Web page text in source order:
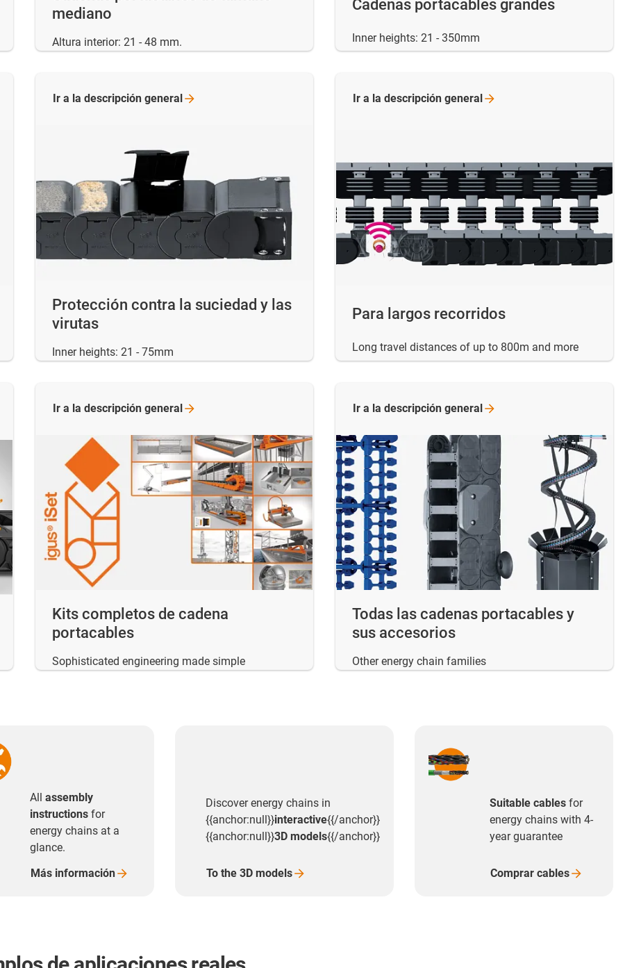
mediano
Altura interior: 21 - 48 mm.
Cadenas portacables grandes
Inner heights: 21 - 350mm
Protección contra la suciedad y las
virutas
Inner heights: 21 - 75mm
Ir a la descripción general
Para largos recorridos
Long travel distances of up to 800m and more
Ir a la descripción general
Kits completos de cadena
portacables
Sophisticated engineering made simple
Ir a la descripción general
Todas las cadenas portacables y
sus accesorios
Other energy chain families
Ir a la descripción general
Allassembly
instructions for
energy chains at a
glance.
Más información
Discover energy chains in
{{anchor:null}}interactive{{/anchor}}
{{anchor:null}}3D models{{/anchor}}
To the 3D models
Suitable cablesfor
energy chains with 4-
year guarantee
Comprar cables